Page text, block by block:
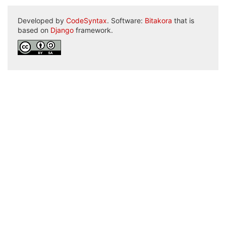
Developed by CodeSyntax. Software: Bitakora that is
based on Django framework.